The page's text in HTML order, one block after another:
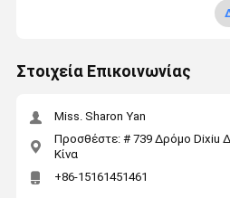
Στοιχεία Επικοινωνίας
Miss. Sharon Yan
Προσθέστε: # 739 Δρόμο Dixiu
Κίνα
+86-15161451461